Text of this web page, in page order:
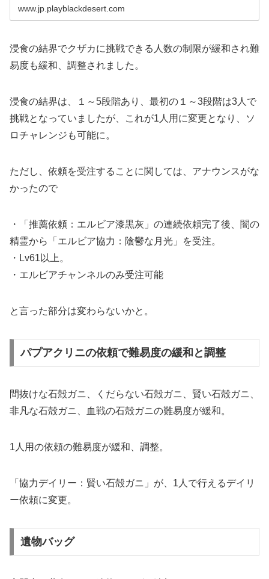
www.jp.playblackdesert.com
浸食の結界でクザカに挑戦できる人数の制限が緩和され難
易度も緩和、調整されました。
浸食の結界は、１～5段階あり、最初の１～3段階は3人で
挑戦となっていましたが、これが1人用に変更となり、ソ
ロチャレンジも可能に。
ただし、依頼を受注することに関しては、アナウンスがな
かったので
・「推薦依頼：エルビア漆黒灰」の連続依頼完了後、闇の
精霊から「エルビア協力：陰鬱な月光」を受注。
・Lv61以上。
・エルビアチャンネルのみ受注可能
と言った部分は変わらないかと。
パプアクリニの依頼で難易度の緩和と調整
間抜けな石殻ガニ、くだらない石殻ガニ、賢い石殻ガニ、
非凡な石殻ガニ、血戦の石殻ガニの難易度が緩和。
1人用の依頼の難易度が緩和、調整。
「協力デイリー：賢い石殻ガニ」が、1人で行えるデイリ
ー依頼に変更。
遺物バッグ